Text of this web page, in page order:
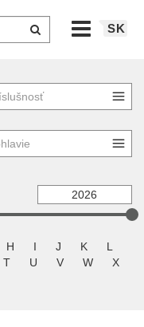
SK
H I J K
L
T U V W
X